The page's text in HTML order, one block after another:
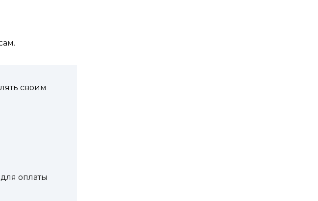
своим
оплаты